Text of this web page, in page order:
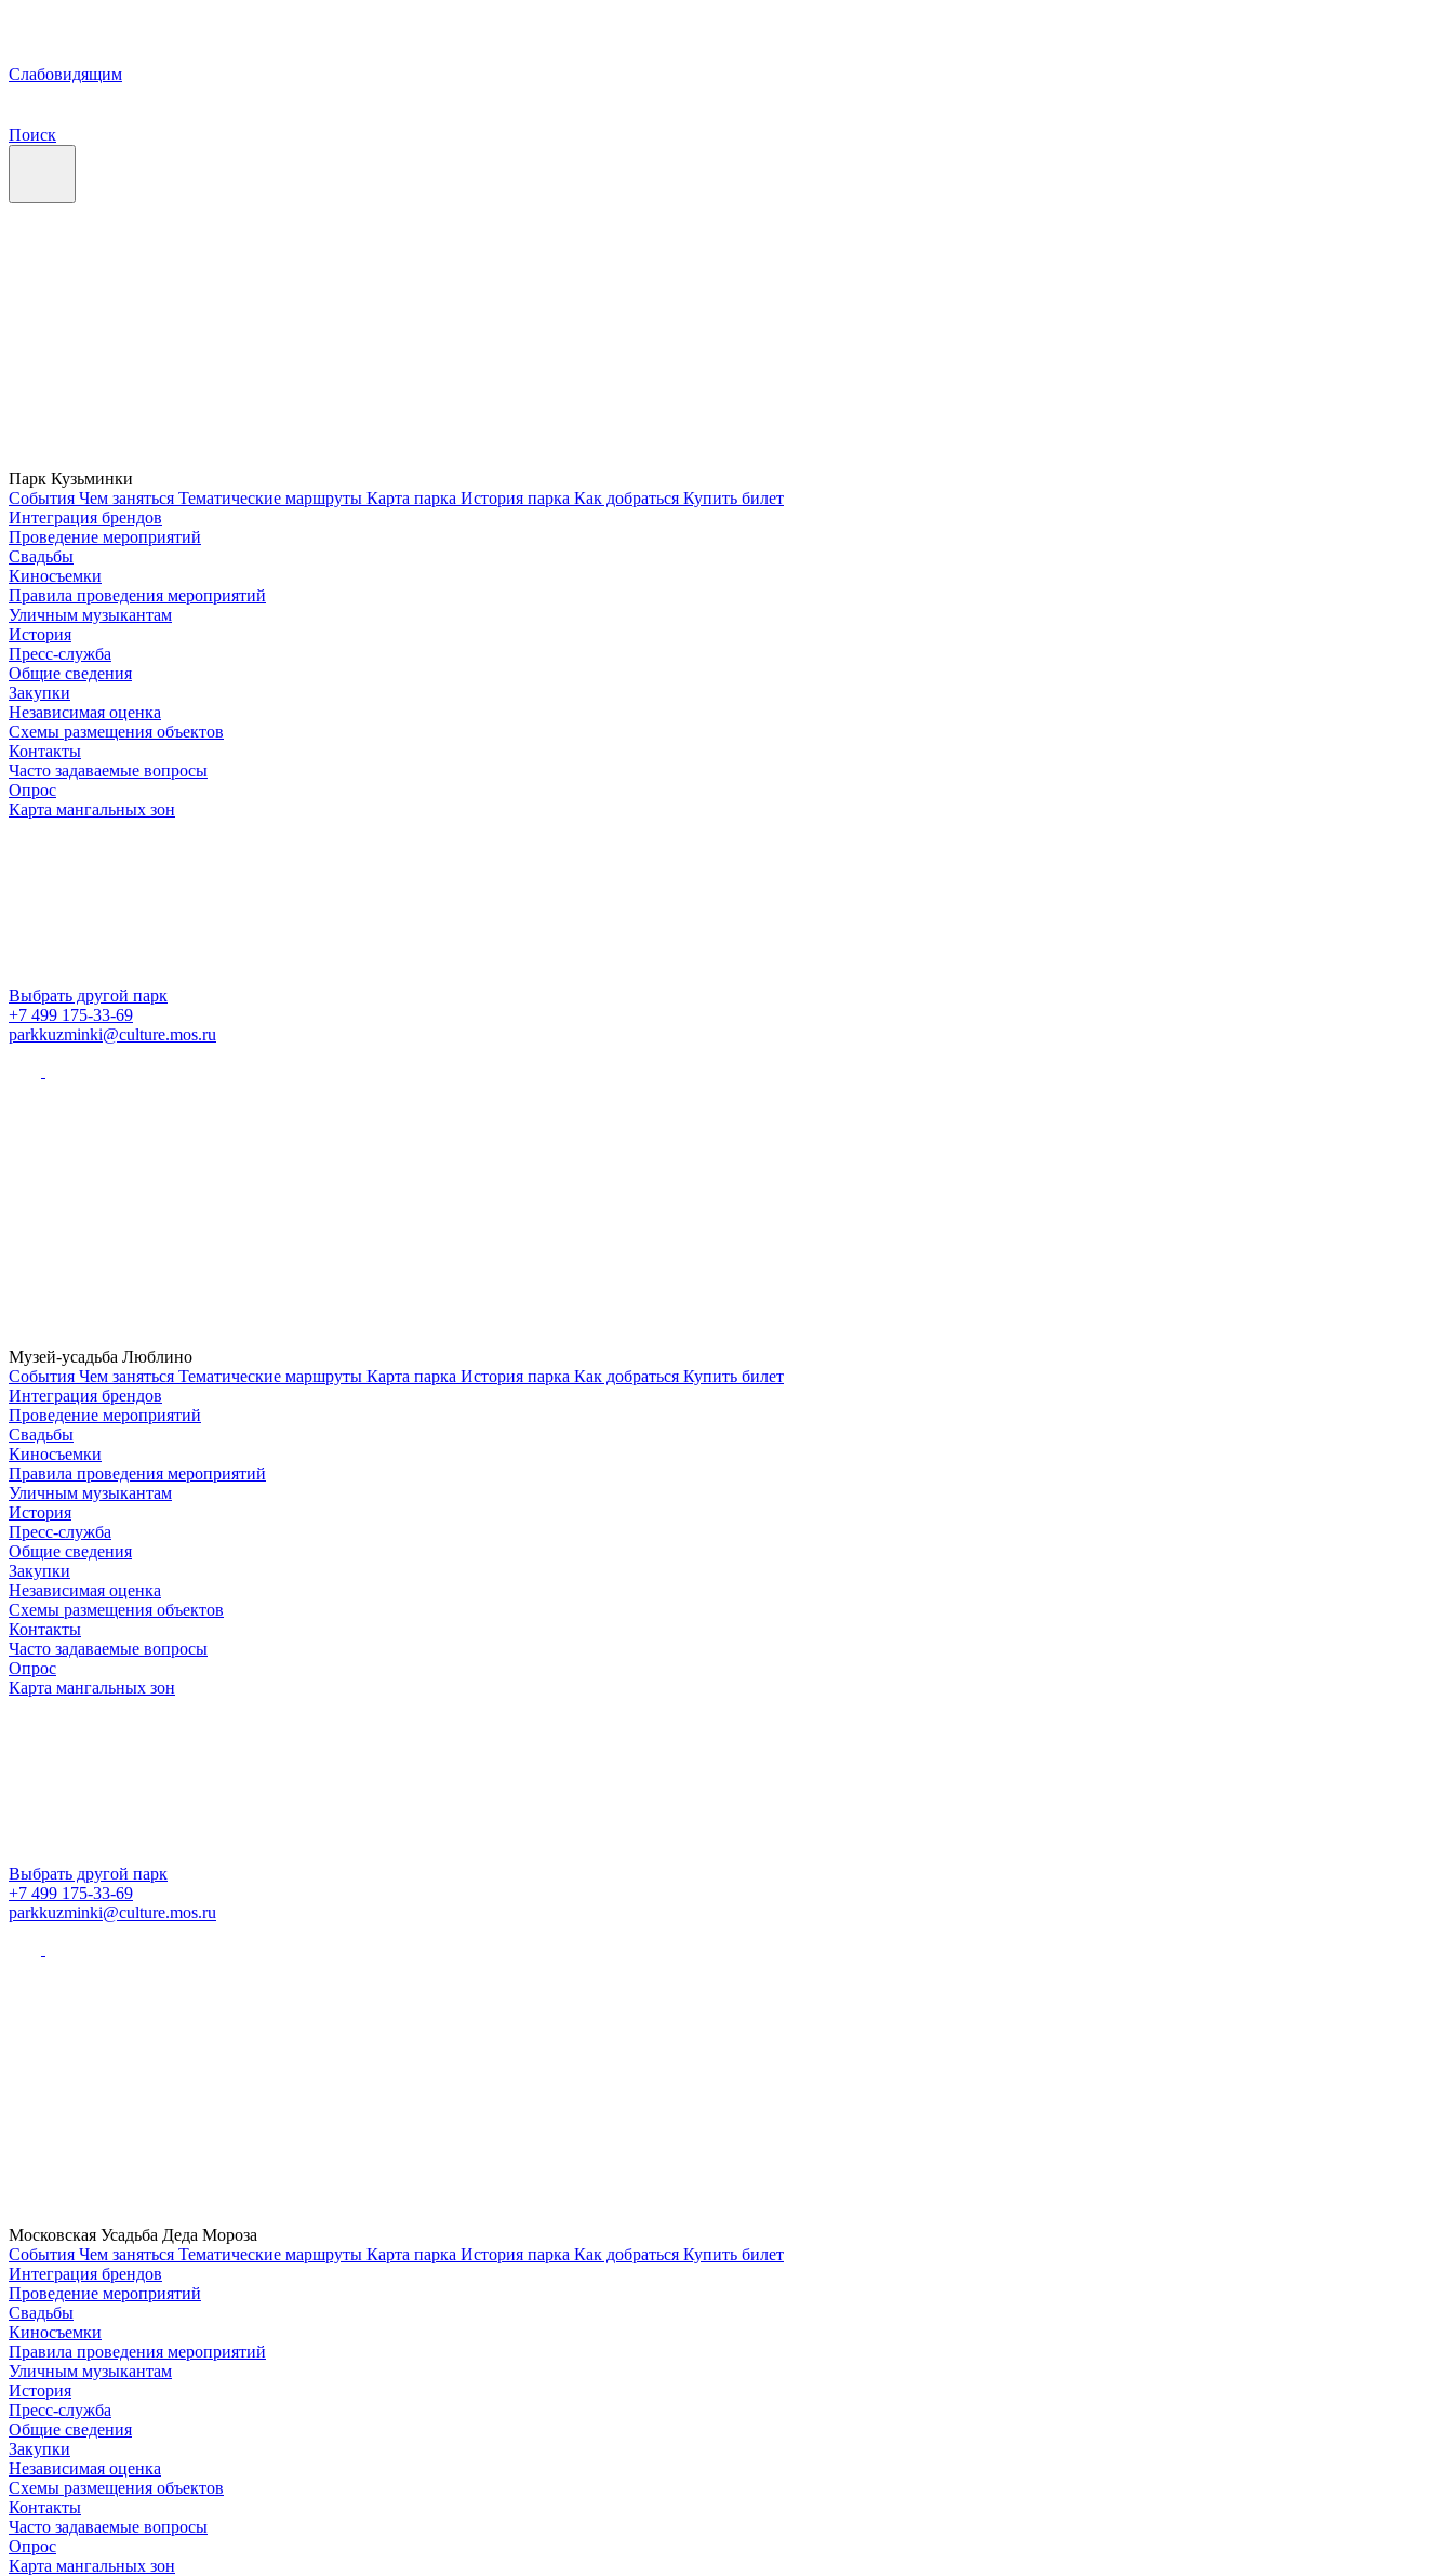
Слабовидящим
Поиск
Парк Кузьминки
Cобытия Чем заняться Тематические маршруты Карта парка История парка Как добраться Купить билет
Интеграция брендов
Проведение мероприятий
Свадьбы
Киносъемки
Правила проведения мероприятий
Уличным музыкантам
История
Пресс-служба
Общие сведения
Закупки
Независимая оценка
Схемы размещения объектов
Контакты
Часто задаваемые вопросы
Опрос
Карта мангальных зон
Выбрать другой парк
+7 499 175-33-69
parkkuzminki@culture.mos.ru
Музей-усадьба Люблино
Cобытия Чем заняться Тематические маршруты Карта парка История парка Как добраться Купить билет
Интеграция брендов
Проведение мероприятий
Свадьбы
Киносъемки
Правила проведения мероприятий
Уличным музыкантам
История
Пресс-служба
Общие сведения
Закупки
Независимая оценка
Схемы размещения объектов
Контакты
Часто задаваемые вопросы
Опрос
Карта мангальных зон
Выбрать другой парк
+7 499 175-33-69
parkkuzminki@culture.mos.ru
Московская Усадьба Деда Мороза
Cобытия Чем заняться Тематические маршруты Карта парка История парка Как добраться Купить билет
Интеграция брендов
Проведение мероприятий
Свадьбы
Киносъемки
Правила проведения мероприятий
Уличным музыкантам
История
Пресс-служба
Общие сведения
Закупки
Независимая оценка
Схемы размещения объектов
Контакты
Часто задаваемые вопросы
Опрос
Карта мангальных зон